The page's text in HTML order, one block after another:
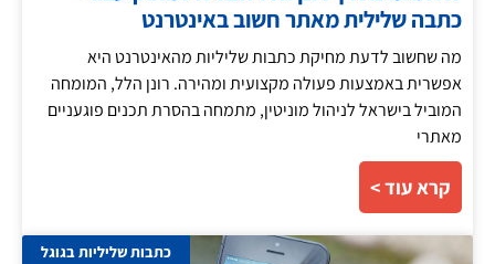
כתבה שלילית מאתר חשוב באינטרנט
מה שחשוב לדעת מחיקת כתבות שליליות מהאינטרנט היא
אפשרית באמצעות פעולה מקצועית ומהירה. רונן הלל, המומחה
המוביל בישראל לניהול מוניטין, מתמחה בהסרת תכנים פוגעניים
מאתרי
קרא עוד >
כתבות שליליות בגוגל